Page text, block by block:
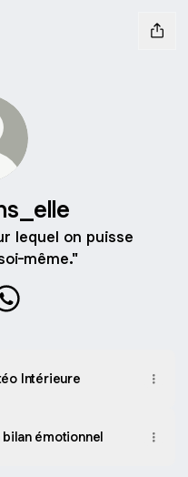
lequel on puisse
même."
Intérieure
émotionnel